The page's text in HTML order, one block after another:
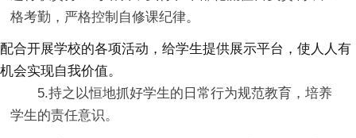
格考勤，严格控制自修课纪律。
配合开展学校的各项活动，给学生提供展示平台，使人人有
机会实现自我价值。
5.持之以恒地抓好学生的日常行为规范教育，培养
学生的责任意识。